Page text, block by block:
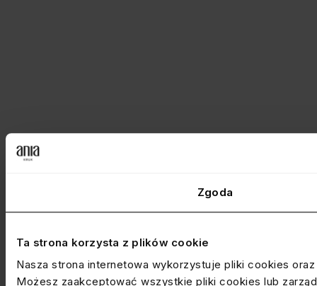
Zgoda
Ta strona korzysta z plików cookie
Nasza strona internetowa wykorzystuje pliki cookies
Możesz zaakceptować wszystkie pliki cookies lub